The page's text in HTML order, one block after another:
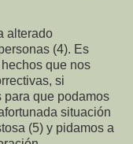
alterado
(4). Es
que nos
si
para que podamos
situación
(5) y pidamos a